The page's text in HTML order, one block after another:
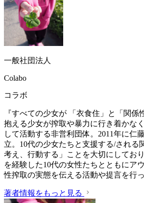
一般社団法人
Colabo
コラボ
『すべての少女が 「衣食住」と「関係
抱える少女が搾取や暴力に行き着かな
して活動する非営利団体。2011年に仁
立。10代の少女たちと支援する/される
考え、行動する」ことを大切にしてお
を経験した10代の女性たちとともにア
性搾取の実態を伝える活動や提言を行っ
著者情報をもっと見る